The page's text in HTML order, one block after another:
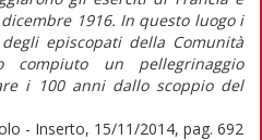
1916. In questo luogo i
episcopati della Comunità
compiuto un pellegrinaggio
i 100 anni dallo scoppio del
- Inserto, 15/11/2014, pag. 692